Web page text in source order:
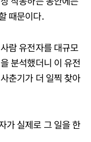
때문이다.
람 유전자를 대규모
분석했더니 이 유전
춘기가 더 일찍 찾아
가 실제로 그 일을 한